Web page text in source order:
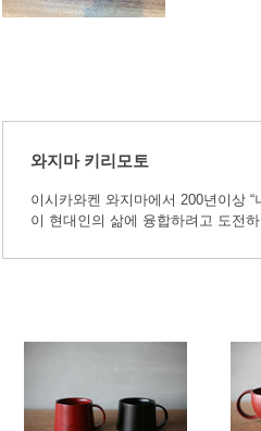
와지마 키리모토
이시카와켄 와지마에서 200년이상
이 현대인의 삶에 융합하려고 도전